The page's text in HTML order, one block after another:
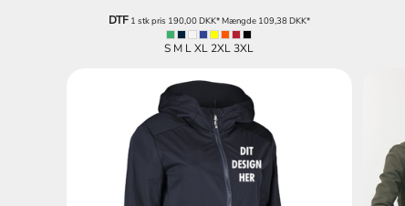
DTF1 stk pris 190,00DKK*Mængde 109,38DKK*
S M L XL 2XL 3XL